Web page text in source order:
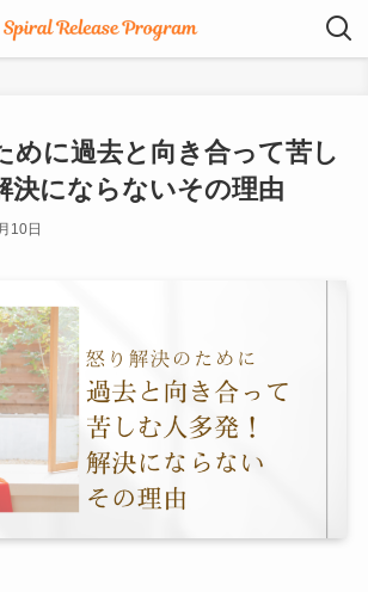
めに過去と向き合って苦し
決にならないその理由
10日